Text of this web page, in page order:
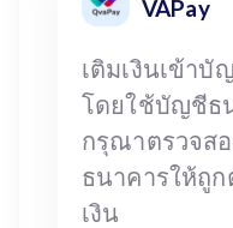
VAPay
เติมเงินเข้า
โดยใช้บัญชีธ
กรุณาตรวจส
ธนาคารให้ถู
เงิน